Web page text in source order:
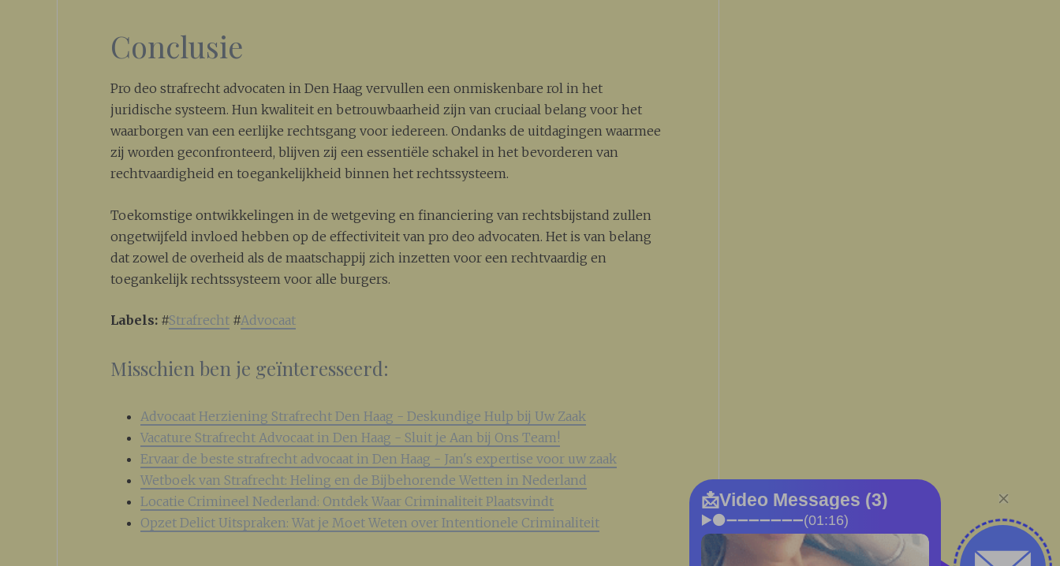
Conclusie
Pro deo strafrecht advocaten in Den Haag vervullen een onmiskenbare rol in het
juridische systeem. Hun kwaliteit en betrouwbaarheid zijn van cruciaal belang voor het
waarborgen van een eerlijke rechtsgang voor iedereen. Ondanks de uitdagingen waarmee
zij worden geconfronteerd, blijven zij een essentiële schakel in het bevorderen van
rechtvaardigheid en toegankelijkheid binnen het rechtssysteem.
Toekomstige ontwikkelingen in de wetgeving en financiering van rechtsbijstand zullen
ongetwijfeld invloed hebben op de effectiviteit van pro deo advocaten. Het is van belang
dat zowel de overheid als de maatschappij zich inzetten voor een rechtvaardig en
toegankelijk rechtssysteem voor alle burgers.
Labels: #Strafrecht #Advocaat
Misschien ben je geïnteresseerd:
Advocaat Herziening Strafrecht Den Haag - Deskundige Hulp bij Uw Zaak
Vacature Strafrecht Advocaat in Den Haag - Sluit je Aan bij Ons Team!
Ervaar de beste strafrecht advocaat in Den Haag - Jan's expertise voor uw zaak
Wetboek van Strafrecht: Heling en de Bijbehorende Wetten in Nederland
Locatie Crimineel Nederland: Ontdek Waar Criminaliteit Plaatsvindt
Opzet Delict Uitspraken: Wat je Moet Weten over Intentionele Criminaliteit